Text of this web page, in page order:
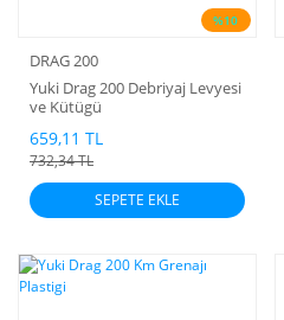
%10
DRAG 200
Yuki Drag 200 Debriyaj Levyesi
ve Kütügü
659,11 TL
732,34 TL
SEPETE EKLE